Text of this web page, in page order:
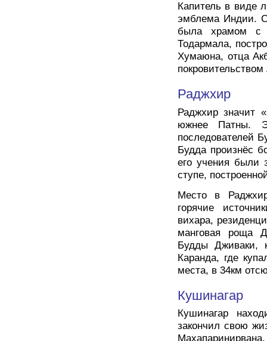
Капитель в виде
эмблема Индии.
была храмом с
Тодармала,
Хумаюна, отца
Раджхир
Раджхир значит
южнее Патны.
последователей
Будда произнёс
его учения были
ступе,
Место в
горячие
вихара,
манговая роща
Будды Дживаки,
Каранда, где
места, в 34км
Кушинагар
Кушинагар
закончил свою